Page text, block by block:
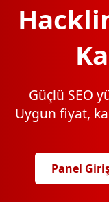
Güçlü SEO
Uygun fiyat,
Panel